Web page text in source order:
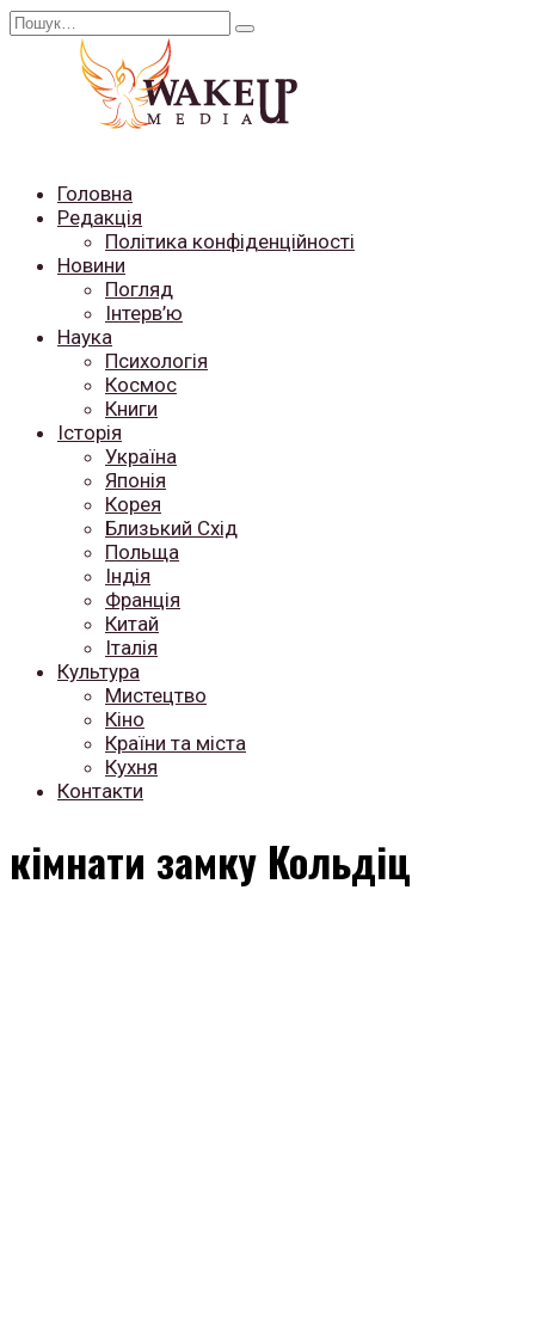
Перейти
Search
Головна
Редакція
Політика конфіденційності
Новини
Погляд
Інтерв’ю
Наука
Психологія
Космос
Книги
Історія
Україна
Японія
Корея
Близький Схід
Польща
Індія
Франція
Китай
Італія
Культура
Мистецтво
Кіно
Країни та міста
Кухня
Контакти
кімнати замку Кольдіц